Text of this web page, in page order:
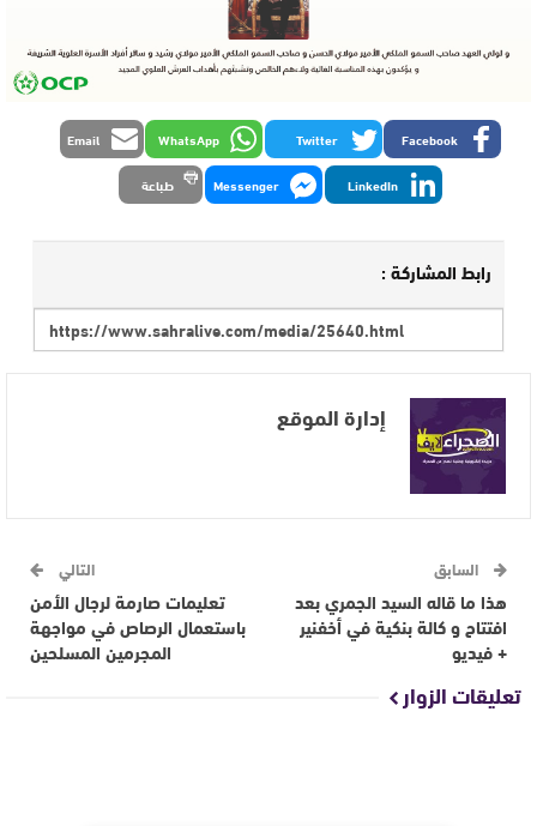
Facebook
Twitter
WhatsApp
Email
LinkedIn
Messenger طباعة
رابط المشاركة :
إدارة الموقع
السابق
هذا ما قاله السيد الجمري بعد
افتتاح و كالة بنكية في أخفنير
+ فيديو
التالي
تعليمات صارمة لرجال الأمن
باستعمال الرصاص في مواجهة
المجرمين المسلحين
تعليقات الزوار